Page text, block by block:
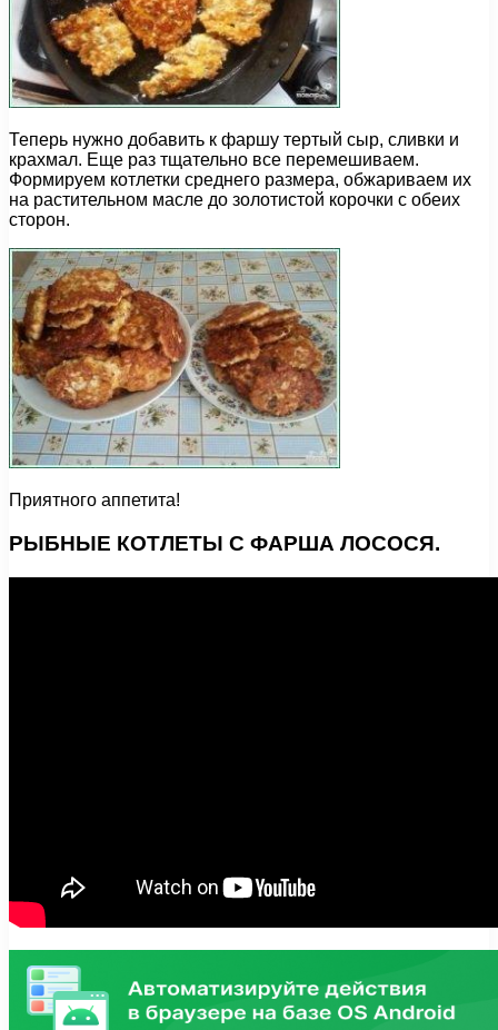
Теперь нужно добавить к фаршу тертый сыр, сливки и
крахмал. Еще раз тщательно все перемешиваем.
Формируем котлетки среднего размера, обжариваем их
на растительном масле до золотистой корочки с обеих
сторон.
Приятного аппетита!
РЫБНЫЕ КОТЛЕТЫ С ФАРША ЛОСОСЯ.